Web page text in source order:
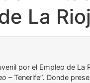
La
por el Empleo de La
– Tenerife”. Donde